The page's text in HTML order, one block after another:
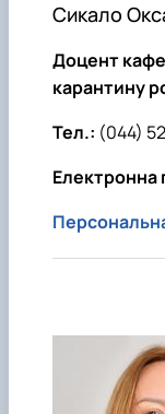
Сикало
Доцент
карантину
Тел.: (044)
Електронна